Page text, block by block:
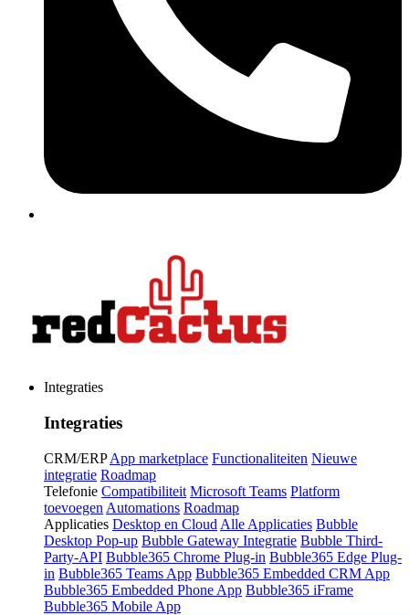
Integraties
Integraties
CRM/ERP App marketplace Functionaliteiten Nieuwe
integratie Roadmap
Telefonie Compatibiliteit Microsoft Teams Platform
toevoegen Automations Roadmap
Applicaties Desktop en Cloud Alle Applicaties Bubble
Desktop Pop-up Bubble Gateway Integratie Bubble Third-
Party-API Bubble365 Chrome Plug-in Bubble365 Edge Plug-
in Bubble365 Teams App Bubble365 Embedded CRM App
Bubble365 Embedded Phone App Bubble365 iFrame
Bubble365 Mobile App